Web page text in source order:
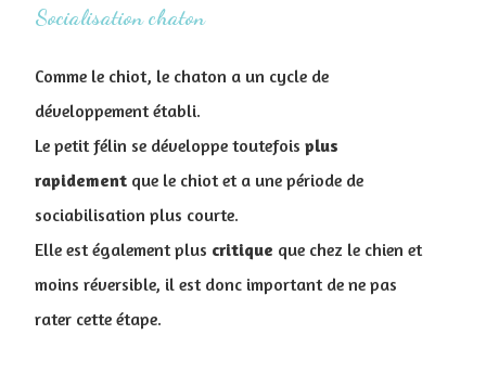
Socialisation chaton
Comme le chiot, le chaton a un cycle de
développement établi.
Le petit félin se développe toutefois plus
rapidement que le chiot et a une période de
sociabilisation plus courte.
Elle est également plus critique que chez le chien et
moins réversible, il est donc important de ne pas
rater cette étape.